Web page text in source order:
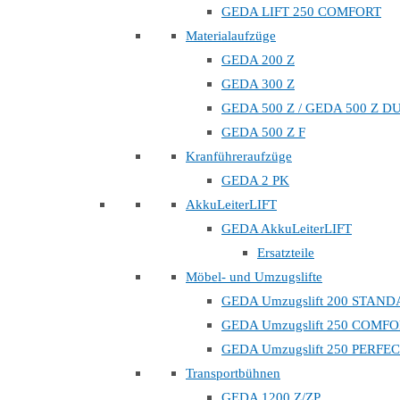
GEDA LIFT 250 COMFORT
Materialaufzüge
GEDA 200 Z
GEDA 300 Z
GEDA 500 Z / GEDA 500 Z
GEDA 500 Z F
Kranführeraufzüge
GEDA 2 PK
AkkuLeiterLIFT
GEDA AkkuLeiterLIFT
Ersatzteile
Möbel- und Umzugslifte
GEDA Umzugslift 200
GEDA Umzugslift 250
GEDA Umzugslift 250
Transportbühnen